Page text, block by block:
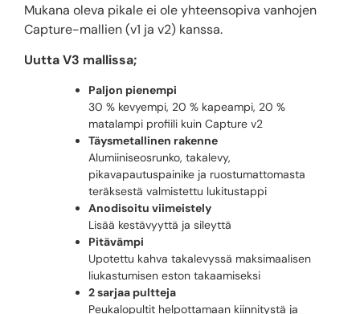
Mukana oleva pikale ei ole yhteensopiva vanhojen
Capture-mallien (v1 ja v2) kanssa.
Uutta V3 mallissa;
Paljon pienempi
30 % kevyempi, 20 % kapeampi, 20 %
matalampi profiili kuin Capture v2
Täysmetallinen rakenne
Alumiiniseosrunko, takalevy,
pikavapautuspainike ja ruostumattomasta
teräksestä valmistettu lukitustappi
Anodisoitu viimeistely
Lisää kestävyyttä ja sileyttä
Pitävämpi
Upotettu kahva takalevyssä maksimaalisen
liukastumisen eston takaamiseksi
2 sarjaa pultteja
Peukalopultit helpottamaan kiinnitystä ja